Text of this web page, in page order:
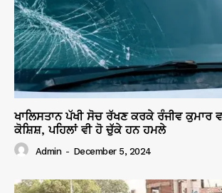
ਖਾਲਿਸਤਾਨ ਪੱਖੀ ਸੋਚ ਰੱਖਣ ਕਰਕੇ ਰੰਜੀਵ ਕੁਮਾਰ
ਕੋਸ਼ਿਸ਼, ਪਹਿਲਾਂ ਵੀ ਹੋ ਚੁੱਕੇ ਹਨ ਹਮਲੇ
Admin - December 5, 2024